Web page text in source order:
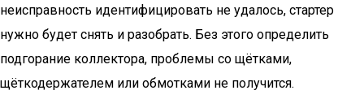
неисправность идентифицировать не удалось, стартер
нужно будет снять и разобрать. Без этого определить
подгорание коллектора, проблемы со щётками,
щёткодержателем или обмотками не получится.